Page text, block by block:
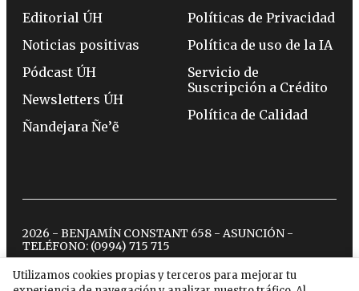
Utilizamos cookies propias y terceros para mejorar tu
Editorial ÚH
Noticias positivas
Pódcast ÚH
Newsletters ÚH
Ñandejara Ñe’ẽ
Políticas de Privacidad
Política de uso de la IA
Servicio de
Suscripción a Crédito
Política de Calidad
2026 - BENJAMÍN CONSTANT 658 - ASUNCIÓN -
TELÉFONO: (0994) 715 715